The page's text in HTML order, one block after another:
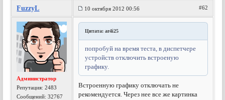
FuzzyL 10 октября 2012 00:56 #62
Администратор
Репутация:2483
Сообщений: 32767
Цитата: ar4i25
попробуй на время теста, в диспетчере
устройств отключить встроеную
графику.
Встроенную графику отключать не
рекомендуется. Через нее все же картинка